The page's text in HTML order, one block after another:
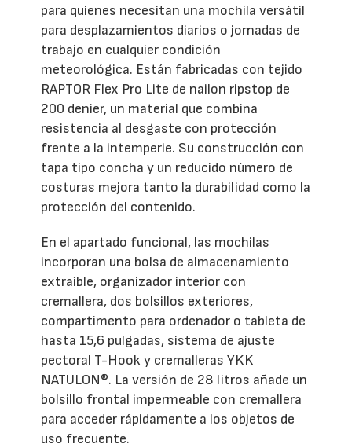
para quienes necesitan una mochila versátil
para desplazamientos diarios o jornadas de
trabajo en cualquier condición
meteorológica. Están fabricadas con tejido
RAPTOR Flex Pro Lite de nailon ripstop de
200 denier, un material que combina
resistencia al desgaste con protección
frente a la intemperie. Su construcción con
tapa tipo concha y un reducido número de
costuras mejora tanto la durabilidad como la
protección del contenido.
En el apartado funcional, las mochilas
incorporan una bolsa de almacenamiento
extraíble, organizador interior con
cremallera, dos bolsillos exteriores,
compartimento para ordenador o tableta de
hasta 15,6 pulgadas, sistema de ajuste
pectoral T-Hook y cremalleras YKK
NATULON®. La versión de 28 litros añade un
bolsillo frontal impermeable con cremallera
para acceder rápidamente a los objetos de
uso frecuente.